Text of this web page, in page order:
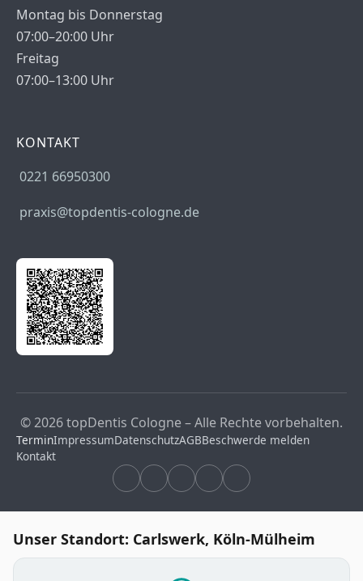
Montag bis Donnerstag
07:00–20:00 Uhr
Freitag
07:00–13:00 Uhr
KONTAKT
0221 66950300
praxis@topdentis-cologne.de
© 2026 topDentis Cologne – Alle Rechte vorbehalten.
TerminImpressumDatenschutzAGBBeschwerde melden
Kontakt
Unser Standort: Carlswerk, Köln-Mülheim